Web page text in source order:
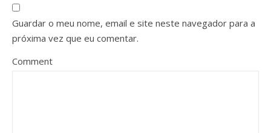
Guardar o meu nome, email e site neste navegador para a
próxima vez que eu comentar.
Comment